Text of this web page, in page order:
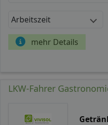
Arbeitszeit
mehr Details
LKW-Fahrer